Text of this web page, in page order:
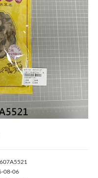
08-06